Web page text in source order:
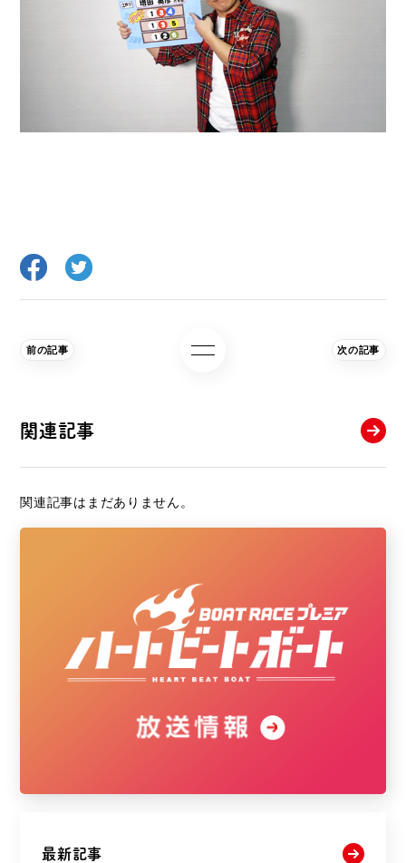
前の記事 次の記事
関連記事
関連記事はまだありません。
最新記事